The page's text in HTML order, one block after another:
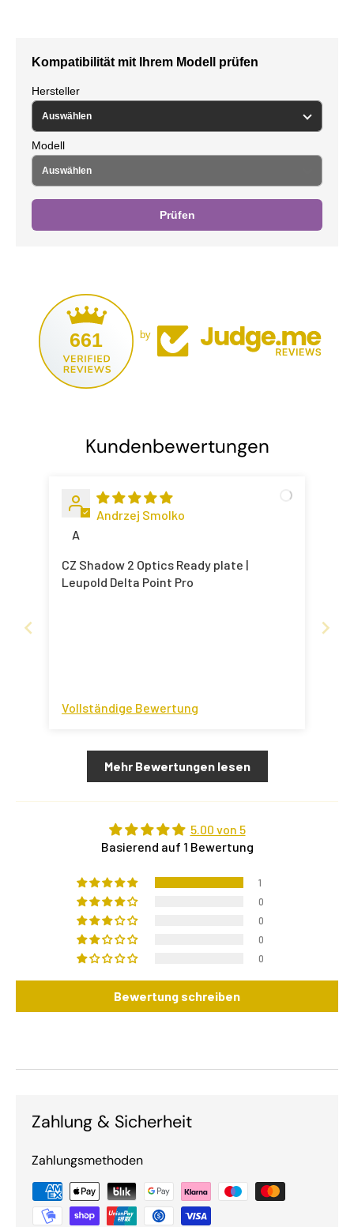
Kompatibilität mit Ihrem Modell prüfen
Hersteller
Modell
Prüfen
661 by
Kundenbewertungen
A
Andrzej Smolko
CZ Shadow 2 Optics Ready plate |
Leupold Delta Point Pro
Vollständige Bewertung
Mehr Bewertungen lesen
5.00 von 5
Basierend auf 1 Bewertung
1
0
0
0
0
Bewertung schreiben
Zahlung & Sicherheit
Zahlungsmethoden